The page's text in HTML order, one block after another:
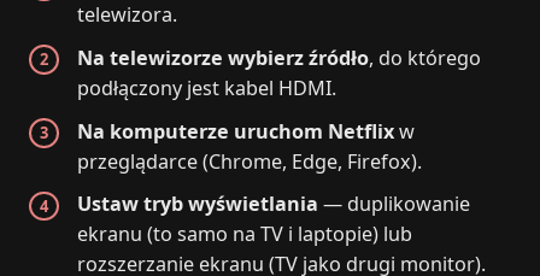
telewizora.
Na telewizorze wybierz źródło, do którego
podłączony jest kabel HDMI.
Na komputerze uruchom Netflixw
przeglądarce (Chrome, Edge, Firefox).
Ustaw tryb wyświetlania — duplikowanie
ekranu (to samo na TV i laptopie) lub
rozszerzanie ekranu (TV jako drugi monitor).